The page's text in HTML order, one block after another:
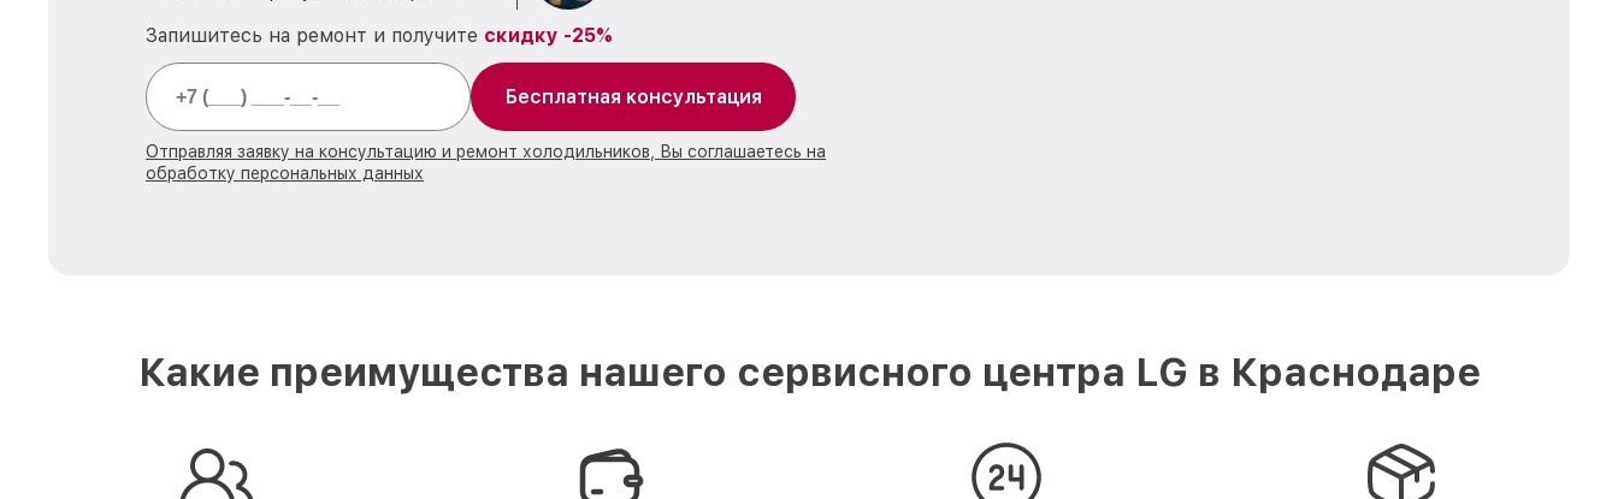
Запишитесь на ремонт и получите скидку -25%
Бесплатная консультация
Отправляя заявку на консультацию и ремонт холодильников, Вы соглашаетесь на
обработку персональных данных
Какие преимущества нашего сервисного центра LG в Краснодаре